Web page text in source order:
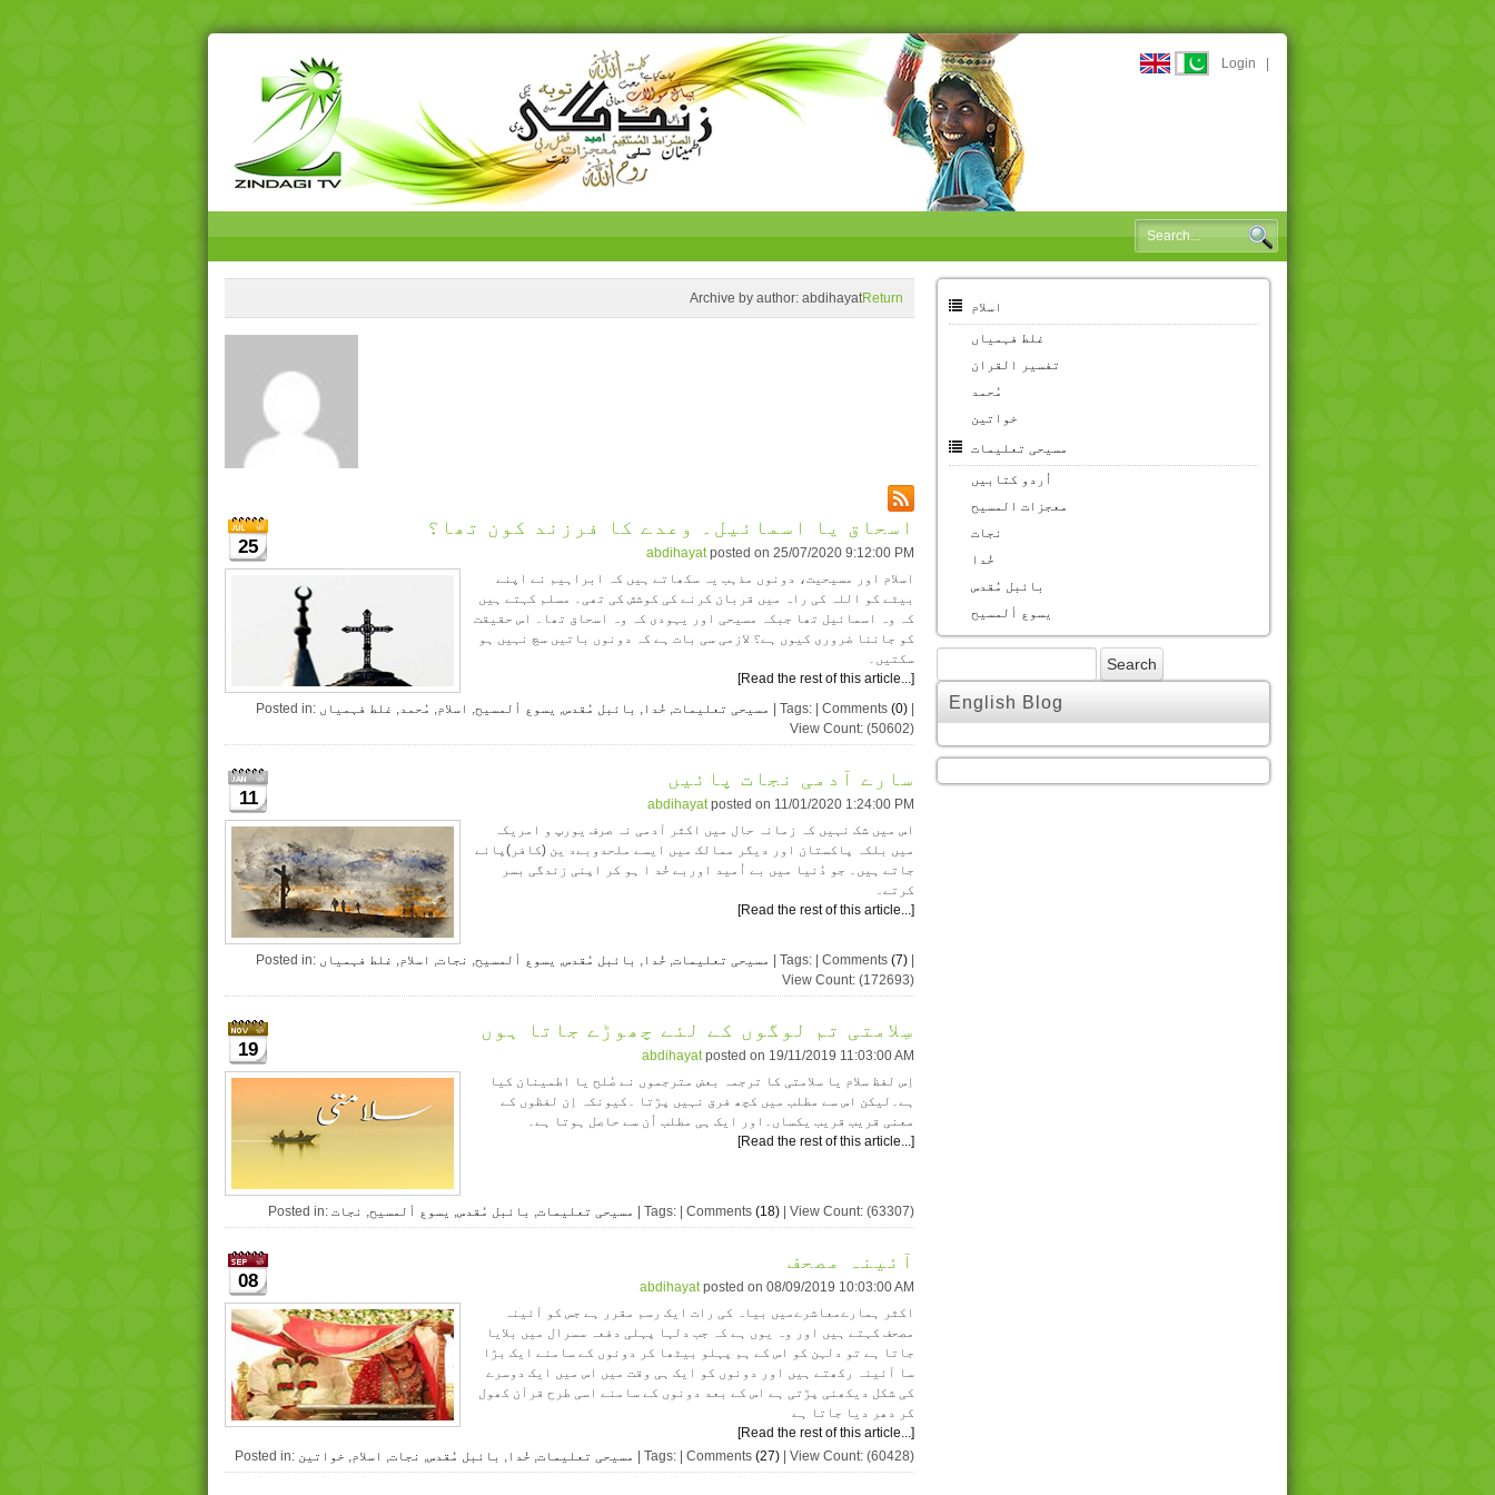
Login
Archive by author: abdihayatReturn
25
اسحاق یا اسمائیل۔ وعدے کا فرزند کون تھا؟
abdihayatposted on 25/07/2020 9:12:00 PM
اسلام اور مسیحیت، دونوں مذہب یہ سکھاتے ہیں کہ ابراہیم نے اپنے
بیٹے کو اللہ کی راہ میں قربان کرنے کی کوشش کی تھی۔ مسلم کہتے ہیں
کہ وہ اسمائیل تھا جبکہ مسیحی اور یہودی کہ وہ اسحاق تھا۔ اس حقیقت
کو جاننا ضروری کیوں ہے؟ لازمی سی بات ہے کہ دونوں باتیں سچ نہیں ہو
سکتیں۔
[Read the rest of this article...]
Posted in:
مسیحی تعلیمات, خُدا, بائبل مُقدس, یسوع ألمسیح, اسلام, مُحمد, غلط فہمیاں | Tags: | Comments (0)|
View Count: (50602)
11
سارے آدمی نجات پائیں
abdihayatposted on 11/01/2020 1:24:00 PM
اس میں شک نہیں کہ زمانہ حال میں اکثر آدمی نہ صرف یورپ و امریکہ
میں بلکہ پاکستان اور دیگر ممالک میں ایسے ملحدوبےد ین (کافر)پائے
جاتے ہیں۔ جو دُنیا میں بے اُمید اوربے خُد ا ہو کر اپنی زندگی بسر
کرتے۔
[Read the rest of this article...]
Posted in: مسیحی تعلیمات, خُدا, بائبل مُقدس, یسوع ألمسیح, نجات, اسلام, غلط فہمیاں | Tags: | Comments (7)|
View Count: (172693)
19
سِلامتی تم لوگوں کے لئے چھوڑے جاتا ہوں
abdihayatposted on 19/11/2019 11:03:00 AM
اِس لفظ سلام يا سلامتی کا ترجمہ بعض مترجموں نے صُلح يا اطمينان کيا
ہے۔ليکن اس سے مطلب ميں کچھ فرق نہيں پڑتا ۔کيونکہ اِن لفظوں کے
معنی قريب قريب يکساں۔اور ايک ہی مطلب اُن سے حاصل ہوتا ہے۔
[Read the rest of this article...]
Posted in: مسیحی تعلیمات, بائبل مُقدس, یسوع ألمسیح, نجات | Tags: | Comments (18)| View Count: (63307)
08
آئینہ مصحف
abdihayatposted on 08/09/2019 10:03:00 AM
اکثر ہمارےمعاشرےمیں بیاہ کی رات ایک رسم مقرر ہے جس کو آئینہ
مصحف کہتے ہیں اور وہ یوں ہے کہ جب دلہا پہلی دفعہ سسرال میں بلایا
جاتا ہے تو دلہن کو اس کے ہم پہلو بیٹھا کر دونوں کے سامنے ایک بڑا
سا آئینہ رکھتے ہیں اور دونوں کو ایک ہی وقت میں اس میں ایک دوسرے
کی شکل دیکھنی پڑتی ہے اس کے بعد دونوں کے سامنے اسی طرح قرآن کھول
کر دھر دیا جاتا ہے
[Read the rest of this article...]
Posted in:
مسیحی تعلیمات, خُدا, بائبل مُقدس, نجات, اسلام, خواتین | Tags: | Comments (27)| View Count: (60428)
اسلام
غلط فہمیاں
تفسیر القران
مُحمد
خواتین
مسیحی تعلیمات
اُردو کتابیں
معجزات المسیح
نجات
خُدا
بائبل مُقدس
یسوع ألمسیح
English Blog